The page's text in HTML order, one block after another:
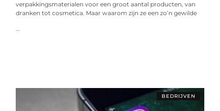
verpakkingsmaterialen voor een groot aantal producten, van
dranken tot cosmetica. Maar waarom zijn ze een zo’n gewilde
...
BEDRIJVEN